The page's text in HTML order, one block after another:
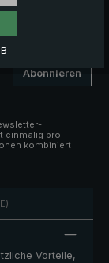
Abonnieren
einmalig pro
kombiniert
Vorteile,